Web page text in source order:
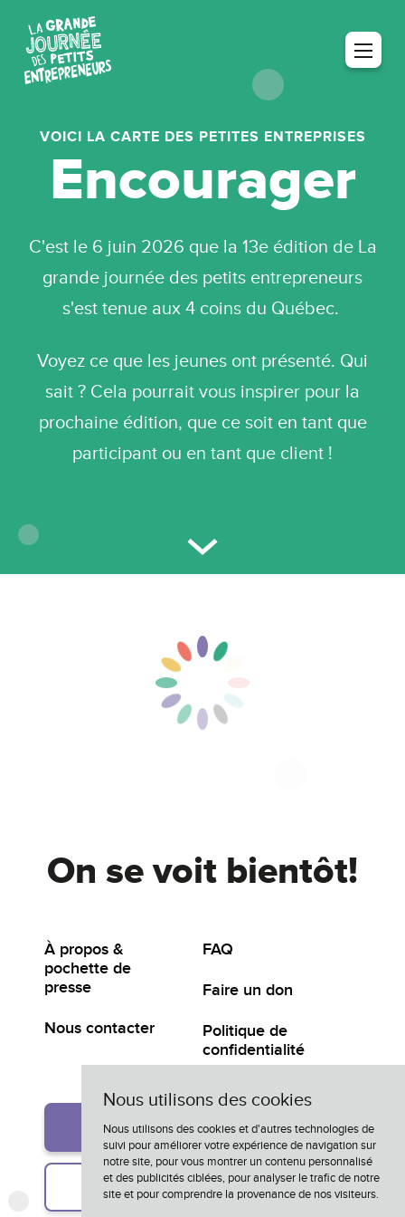
Nous utilisons des cookies
Nous utilisons des cookies et d'autres technologies de
suivi pour améliorer votre expérience de navigation sur
notre site, pour vous montrer un contenu personnalisé
et des publicités ciblées, pour analyser le trafic de notre
site et pour comprendre la provenance de nos visiteurs.
VOICI LA CARTE DES PETITES ENTREPRISES
Encourager
C'est le 6 juin 2026 que la 13e édition de La
grande journée des petits entrepreneurs
s'est tenue aux 4 coins du Québec.
Voyez ce que les jeunes ont présenté. Qui
sait ? Cela pourrait vous inspirer pour la
prochaine édition, que ce soit en tant que
participant ou en tant que client !
On se voit bientôt!
À propos &
pochette de
presse
Nous contacter
FAQ
Faire un don
Politique de
confidentialité
Participer
Inscription à l'infolettre